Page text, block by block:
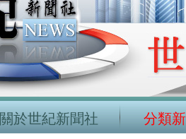
關於世紀新聞社 分類